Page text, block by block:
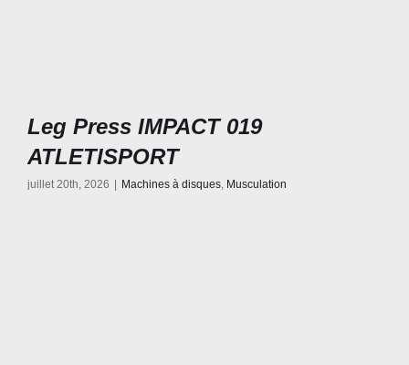
Leg Press IMPACT 019
ATLETISPORT
juillet 20th, 2026 Machines à disques, Musculation